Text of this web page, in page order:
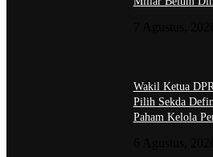
Wakil Ketua
Pilih Sekda
Paham Kelola